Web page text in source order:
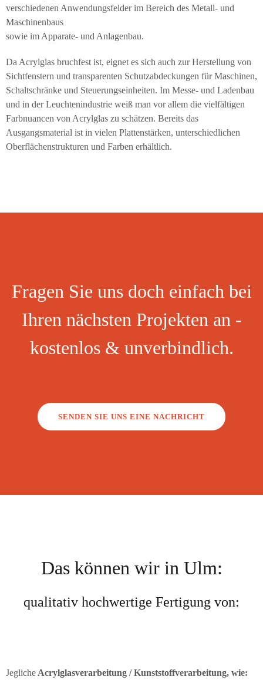
verschiedenen Anwendungsfelder im Bereich des Metall- und
Maschinenbaus
sowie im Apparate- und Anlagenbau.
Da Acrylglas bruchfest ist, eignet es sich auch zur Herstellung von
Sichtfenstern und transparenten Schutzabdeckungen für Maschinen,
Schaltschränke und Steuerungseinheiten. Im Messe- und Ladenbau
und in der Leuchtenindustrie weiß man vor allem die vielfältigen
Farbnuancen von Acrylglas zu schätzen. Bereits das
Ausgangsmaterial ist in vielen Plattenstärken, unterschiedlichen
Oberflächenstrukturen und Farben erhältlich.
Fragen Sie uns doch einfach bei
Ihren nächsten Projekten an -
kostenlos & unverbindlich.
SENDEN SIE UNS EINE NACHRICHT
Das können wir in Ulm:
qualitativ hochwertige Fertigung von:
Jegliche Acrylglasverarbeitung / Kunststoffverarbeitung, wie: